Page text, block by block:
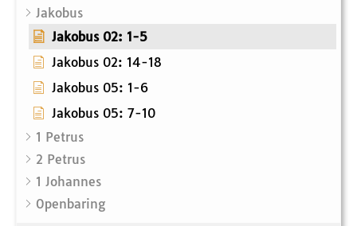
Jakobus
Jakobus 02: 1-5
Jakobus 02: 14-18
Jakobus 05: 1-6
Jakobus 05: 7-10
1 Petrus
2 Petrus
1 Johannes
Openbaring